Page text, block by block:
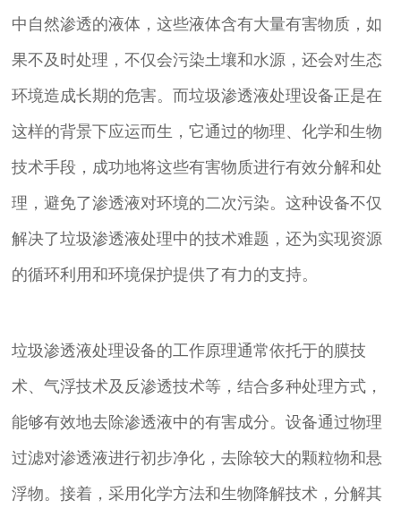
中自然渗透的液体，这些液体含有大量有害物质，如
果不及时处理，不仅会污染土壤和水源，还会对生态
环境造成长期的危害。而垃圾渗透液处理设备正是在
这样的背景下应运而生，它通过的物理、化学和生物
技术手段，成功地将这些有害物质进行有效分解和处
理，避免了渗透液对环境的二次污染。这种设备不仅
解决了垃圾渗透液处理中的技术难题，还为实现资源
的循环利用和环境保护提供了有力的支持。
垃圾渗透液处理设备的工作原理通常依托于的膜技
术、气浮技术及反渗透技术等，结合多种处理方式，
能够有效地去除渗透液中的有害成分。设备通过物理
过滤对渗透液进行初步净化，去除较大的颗粒物和悬
浮物。接着，采用化学方法和生物降解技术，分解其